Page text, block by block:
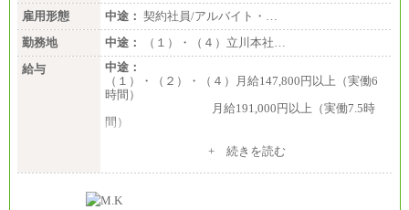
雇用形態
中途： 契約社員/アルバイト・…
勤務地
中途：
（１）・（４）立川本社…
給与
中途：
（１）・（２）・（４）月給147,800円以上（実働6
時間）
月給191,000円以上（実働7.5時
間）
（３）月給191,000円以上（実働7.5時間）
（５）月給147,800円以上（実働6時間）
時給 1,226円（実働4.5時間）
+ 続きを読む